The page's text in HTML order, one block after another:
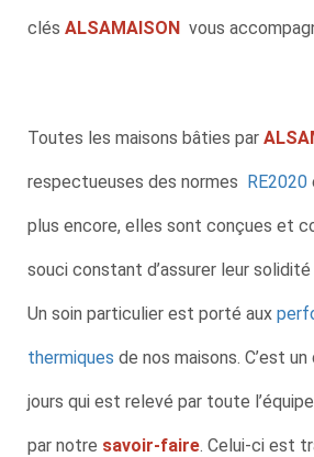
clés ALSAMAISON vous
Toutes les maisons bâties par
respectueuses des normes RE2020
plus encore, elles sont conçues et
souci constant d’assurer leur
Un soin particulier est porté aux
thermiques de nos maisons. C’est
jours qui est relevé par toute
par notre savoir-faire. Celui-ci est